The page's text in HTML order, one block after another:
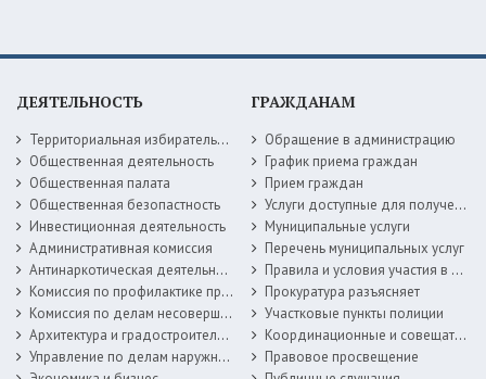
ДЕЯТЕЛЬНОСТЬ
Территориальная избирательная комиссия
Общественная деятельность
Общественная палата
Общественная безопастность
Инвестиционная деятельность
Административная комиссия
Антинаркотическая деятельность
Комиссия по профилактике правонарушений
Комиссия по делам несовершеннолетних
Архитектура и градостроительство
Управление по делам наружной рекламы
ГРАЖДАНАМ
Обращение в администрацию
График приема граждан
Прием граждан
Услуги доступные для получения в электронной форме
Муниципальные услуги
Перечень муниципальных услуг
Правила и условия участия в жилищных программах
Прокуратура разъясняет
Участковые пункты полиции
Координационные и совещательные органы
Правовое просвещение